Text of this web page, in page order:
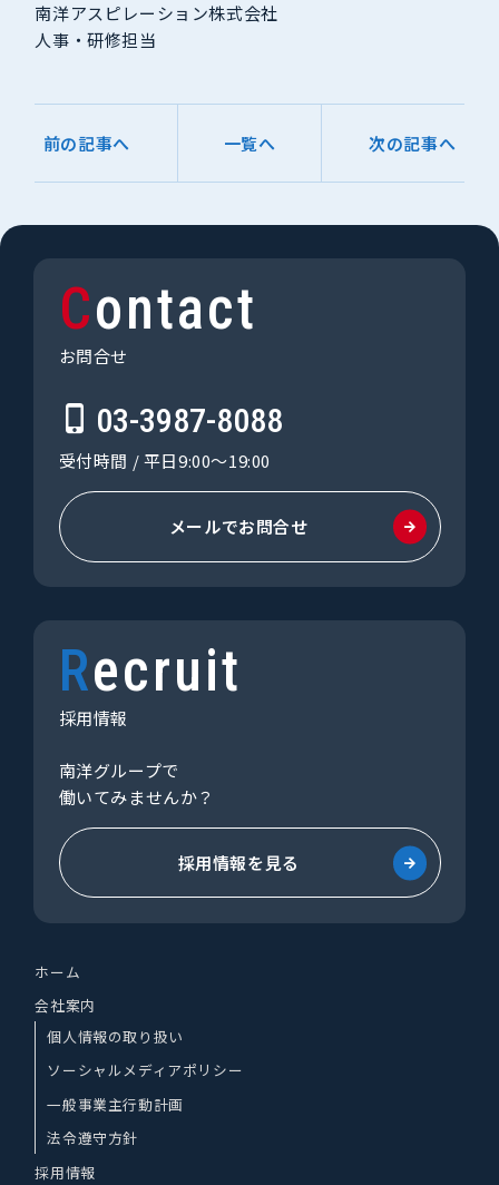
南洋アスピレーション株式会社
人事・研修担当
前の記事へ 次の記事へ
一覧へ
Contact
お問合せ
03-3987-8088
受付時間 / 平日9:00〜19:00
メールでお問合せ
Recruit
採用情報
南洋グループで
働いてみませんか？
採用情報を見る
ホーム
会社案内
個人情報の取り扱い
ソーシャルメディアポリシー
一般事業主行動計画
法令遵守方針
採用情報